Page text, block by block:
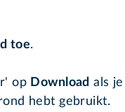
toe.
op Download als
hebt gebruikt.